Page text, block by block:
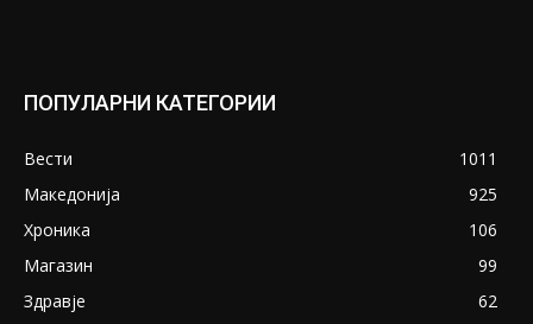
ПОПУЛАРНИ КАТЕГОРИИ
Вести
1011
Македонија
925
Хроника
106
Магазин
99
Здравје
62